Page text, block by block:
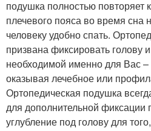
подушка полностью повторяет
плечевого пояса во время сна
человеку удобно спать.
призвана фиксировать
необходимой именно для Вас
оказывая лечебное или
Ортопедическая подушка
для дополнительной фиксации
углубление под голову для